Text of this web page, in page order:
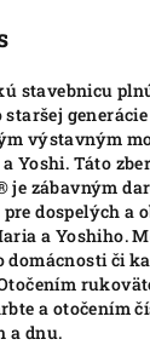
stavebnicu
výstavným
Yoshi. Táto
je zábavným
dospelých a
a Yoshiho.
domácnosti či
a otočením
a dnu.